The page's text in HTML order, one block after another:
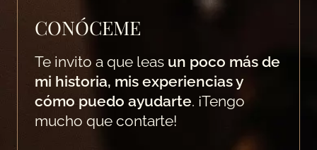
CONÓCEME
Te invito a que leas un poco más de
mi historia, mis experiencias y
cómo puedo ayudarte. ¡Tengo
mucho que contarte!